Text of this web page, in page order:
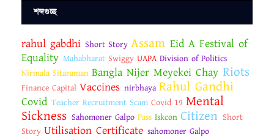
শব্দগুচ্ছ
rahul gabdhi Short Story Assam Eid A Festival of
Equality Mahabharat Swiggy UAPA Division of Politics
Nirmala Sitaraman Bangla Nijer Meyekei Chay Riots
Finance Capital Vaccines nirbhaya Rahul Gandhi
Covid Teacher Recruitment Scam Covid 19 Mental
Sickness Sahomoner Galpo Pass Iskcon Citizen Short
Story Utilisation Certificate sahomoner Galpo